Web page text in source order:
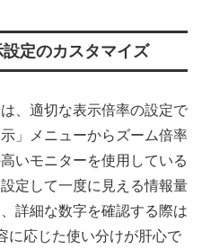
定のカスタマイズ
、適切な表示倍率の設定で
」メニューからズーム倍率
いモニターを使用している
定して一度に見える情報量
詳細な数字を確認する際は
に応じた使い分けが肝心で